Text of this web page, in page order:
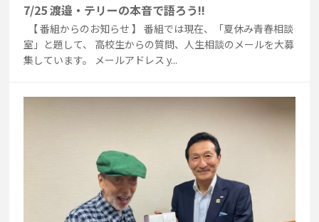
7/25 渡邉・テリーの本音で語ろう!!
【 番組からのお知らせ 】 番組では現在、「夏休み青春相談
室」と題して、 高校生からの質問、人生相談のメールを大募
集しています。 メールアドレス y...